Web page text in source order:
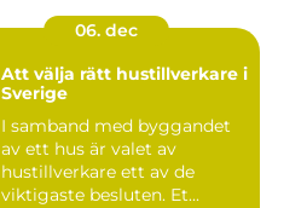
06. dec
Att välja rätt hustillverkare i
Sverige
I samband med byggandet
av ett hus är valet av
hustillverkare ett av de
viktigaste besluten. Et...